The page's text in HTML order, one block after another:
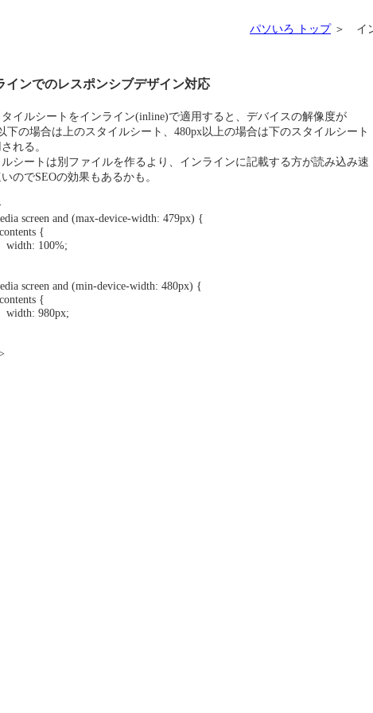
パソいろ トップ＞ イン
インでのレスポンシブデザイン対応
イルシートをインライン(inline)で適用すると、デバイスの解像度が
下の場合は上のスタイルシート、480px以上の場合は下のスタイルシート
れる。
シートは別ファイルを作るより、インラインに記載する方が読み込み速
のでSEOの効果もあるかも。
screen and (max-device-width: 479px) {
{
100%;
screen and (min-device-width: 480px) {
{
980px;